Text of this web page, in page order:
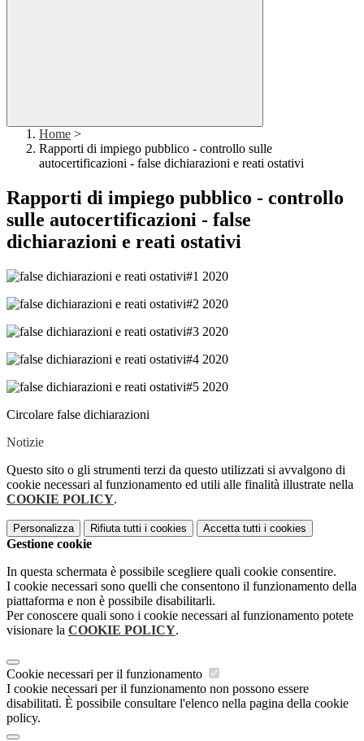
Home >
Rapporti di impiego pubblico - controllo sulle
autocertificazioni - false dichiarazioni e reati ostativi
Rapporti di impiego pubblico - controllo
sulle autocertificazioni - false
dichiarazioni e reati ostativi
Circolare false dichiarazioni
Notizie
Questo sito o gli strumenti terzi da questo utilizzati si avvalgono di
cookie necessari al funzionamento ed utili alle finalità illustrate nella
COOKIE POLICY.
Personalizza Rifiuta tutti i cookies Accetta tutti i cookies
Gestione cookie
In questa schermata è possibile scegliere quali cookie consentire.
I cookie necessari sono quelli che consentono il funzionamento della
piattaforma e non è possibile disabilitarli.
Per conoscere quali sono i cookie necessari al funzionamento potete
visionare la COOKIE POLICY.
Cookie necessari per il funzionamento
I cookie necessari per il funzionamento non possono essere
disabilitati. È possibile consultare l'elenco nella pagina della cookie
policy.